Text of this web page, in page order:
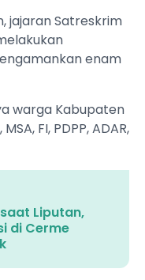
jajaran Satreskrim
enam
warga Kabupaten
FI, PDPP, ADAR,
Liputan,
di Cerme